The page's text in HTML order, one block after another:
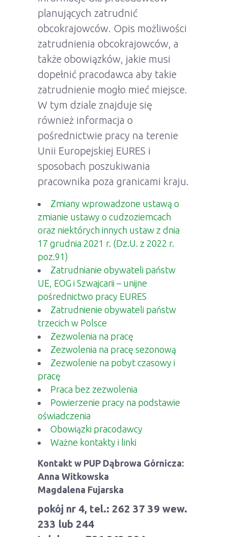
planujących zatrudnić
obcokrajowców. Opis możliwości
zatrudnienia obcokrajowców, a
także obowiązków, jakie musi
dopełnić pracodawca aby takie
zatrudnienie mogło mieć miejsce.
W tym dziale znajduje się
również informacja o
pośrednictwie pracy na terenie
Unii Europejskiej EURES i
sposobach poszukiwania
pracownika poza granicami kraju.
Zmiany wprowadzone ustawą o
zmianie ustawy o cudzoziemcach
oraz niektórych innych ustaw z dnia
17 grudnia 2021 r. (Dz.U. z 2022 r.
poz.91)
Zatrudnianie obywateli państw
UE, EOG i Szwajcarii – unijne
pośrednictwo pracy EURES
Zatrudnienie obywateli państw
trzecich w Polsce
Zezwolenia na pracę
Zezwolenia na pracę sezonową
Zezwolenie na pobyt czasowy i
pracę
Praca bez zezwolenia
Powierzenie pracy na podstawie
oświadczenia
Obowiązki pracodawcy
Ważne kontakty i linki
Kontakt w PUP Dąbrowa Górnicza:
Anna Witkowska
Magdalena Fujarska
pokój nr 4, tel.: 262 37 39 wew.
233 lub 244